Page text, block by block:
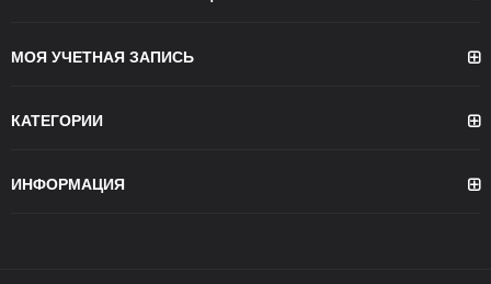
МОЯ УЧЕТНАЯ ЗАПИСЬ
КАТЕГОРИИ
ИНФОРМАЦИЯ